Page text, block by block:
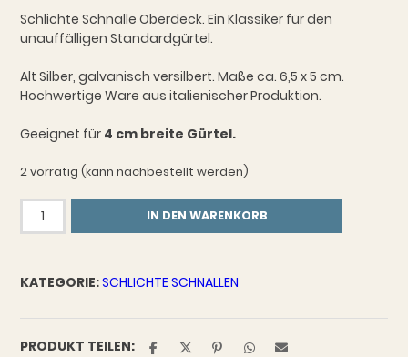
Schlichte Schnalle Oberdeck. Ein Klassiker für den
unauffälligen Standardgürtel.
Alt Silber, galvanisch versilbert. Maße ca. 6,5 x 5 cm.
Hochwertige Ware aus italienischer Produktion.
Geeignet für 4 cm breite Gürtel.
2 vorrätig (kann nachbestellt werden)
Schlichte
Schnalle
Menge
IN DEN WARENKORB
KATEGORIE:SCHLICHTE SCHNALLEN
PRODUKT TEILEN: